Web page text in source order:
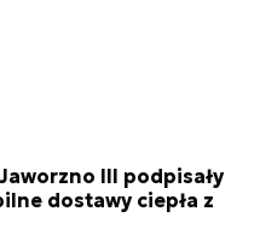
III podpisały
dostawy ciepła z